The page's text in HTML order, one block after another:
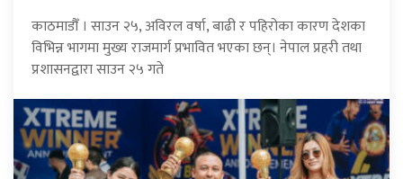
काठमाडौँ । साउन २५, अविरल वर्षा, बाढी र पहिरोका कारण देशका
विभिन्न भागमा मुख्य राजमार्ग प्रभावित भएका छन्। नेपाल प्रहरी तथा
प्रशासनद्वारा साउन २५ गते